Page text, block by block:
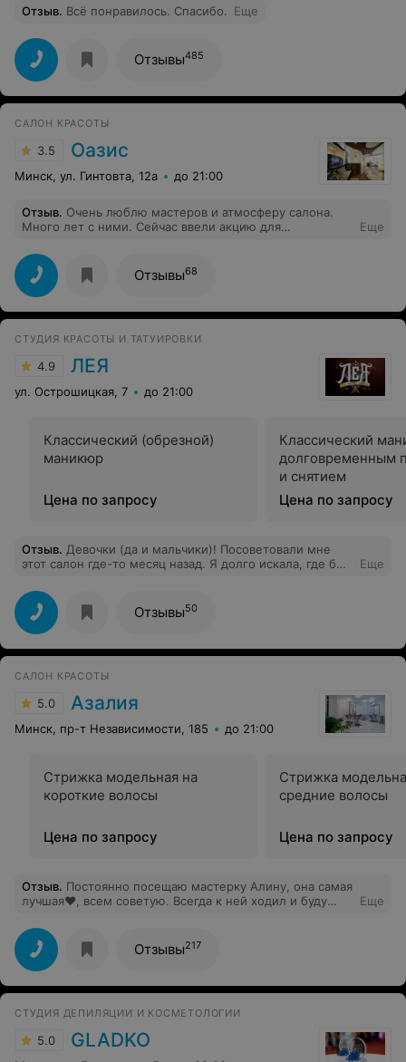
Отзыв. Всё понравилось. Спасибо. Еще
Отзывы485
САЛОН КРАСОТЫ
3.5 Оазис
Минск, ул. Гинтовта, 12а до 21:00
Отзыв. Очень люблю мастеров и атмосферу салона.
Много лет с ними. Сейчас ввели акцию для
очень приятно. Скидка не большая -10%, но и это
хорошо.
Еще
Отзывы68
СТУДИЯ КРАСОТЫ И ТАТУИРОВКИ
4.9 ЛЕЯ
ул. Острошицкая, 7 до 21:00
Классический (обрезной)
маникюр
Цена по запросу
Классический
долговременным
и снятием
Цена по запросу
Отзыв. Девочки (да и мальчики)! Посоветовали мне
этот салон где-то месяц назад. Я долго искала, где бы
знали. За два сеанса мне сделали идеальные брови:
помогли выбрать оттенок, который сочетается с
цветом волос; симметрично отметили контуры;
бережно обезболили и даже перекрыли шрам! Всем
от души рекомендую мастера Михаила. Спасибо ему,
вырисовывая красивые брови каждый божий день. А
последнее предсказание от салона оказалось как
никогда приятно и в тему. Мне пожелали удачи в моём
творческом пути.
Еще
Отзывы50
САЛОН КРАСОТЫ
5.0 Азалия
Минск, пр-т Независимости, 185 до 21:00
Стрижка модельная на
короткие волосы
Цена по запросу
Стрижка
средние волосы
Цена по запросу
Отзыв. Постоянно посещаю мастерку Алину, она самая
лучшая❤, всем советую. Всегда к ней ходил и буду
мастера и персонал супер — вежливые
профессионалы своего дела. Не пожалеете
Еще
Отзывы217
СТУДИЯ ДЕПИЛЯЦИИ И КОСМЕТОЛОГИИ
5.0 GLADKO